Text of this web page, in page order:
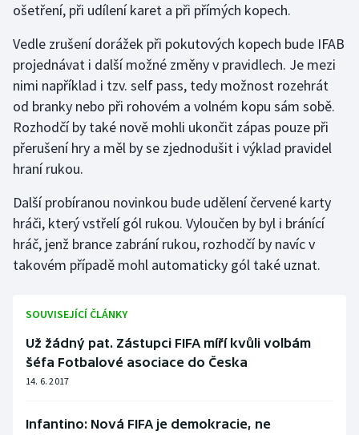
Motorsport
Olympijské hry
Parasport
Plavání
Plážový volejbal
Ragby
Rychlobruslení
Sportovní střelba
ošetření, při udílení karet a při přímých kopech.
Vedle zrušení dorážek při pokutových kopech bude IFAB
projednávat i další možné změny v pravidlech. Je mezi
nimi například i tzv. self pass, tedy možnost rozehrát
od branky nebo při rohovém a volném kopu sám sobě.
Rozhodčí by také nově mohli ukončit zápas pouze při
přerušení hry a měl by se zjednodušit i výklad pravidel
hraní rukou.
Další probíranou novinkou bude udělení červené karty
hráči, který vstřelí gól rukou. Vyloučen by byl i bránící
hráč, jenž brance zabrání rukou, rozhodčí by navíc v
takovém případě mohl automaticky gól také uznat.
SOUVISEJÍCÍ ČLÁNKY
Už žádný pat. Zástupci FIFA míří kvůli volbám
šéfa Fotbalové asociace do Česka
14. 6. 2017
Infantino: Nová FIFA je demokracie, ne